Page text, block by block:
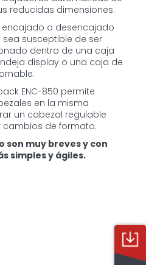
reducidas dimensiones.
encajado o desencajado
susceptible de ser
dentro de una caja
display o una caja de
ENC-850 permite
en la misma
un cabezal regulable
cambios de formato.
son muy breves y con
simples y ágiles.